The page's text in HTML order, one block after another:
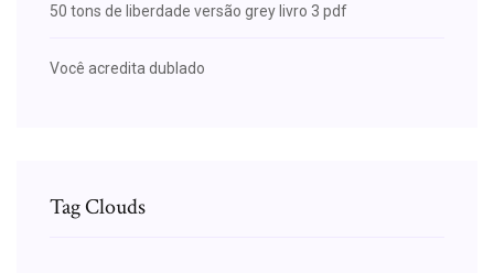
50 tons de liberdade versão grey livro 3 pdf
Você acredita dublado
Tag Clouds